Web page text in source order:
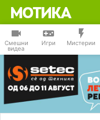
Смешни
видеа
Игри Мистерии